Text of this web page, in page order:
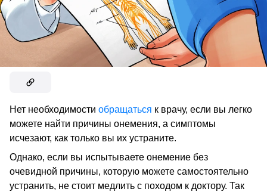
Нет необходимости обращаться к врачу, если вы легко
можете найти причины онемения, а симптомы
исчезают, как только вы их устраните.
Однако, если вы испытываете онемение без
очевидной причины, которую можете самостоятельно
устранить, не стоит медлить с походом к доктору. Так